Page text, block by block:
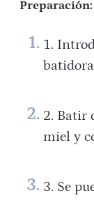
Preparación:
Batir
miel y
Se